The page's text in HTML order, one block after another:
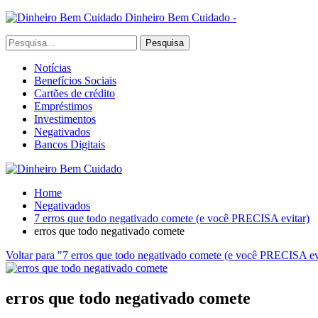
Dinheiro Bem Cuidado -
Notícias
Benefícios Sociais
Cartões de crédito
Empréstimos
Investimentos
Negativados
Bancos Digitais
Home
Negativados
7 erros que todo negativado comete (e você PRECISA evitar)
erros que todo negativado comete
Voltar para "7 erros que todo negativado comete (e você PRECISA
erros que todo negativado comete